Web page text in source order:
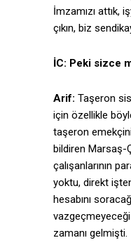
İmzamızı attık,
çıkın, biz
İC: Peki sizce
Arif: Taşeron
için özellikle
taşeron
bildiren Marsaş-
çalışanlarının
yoktu, direkt
hesabını
zamanı gelmişti.